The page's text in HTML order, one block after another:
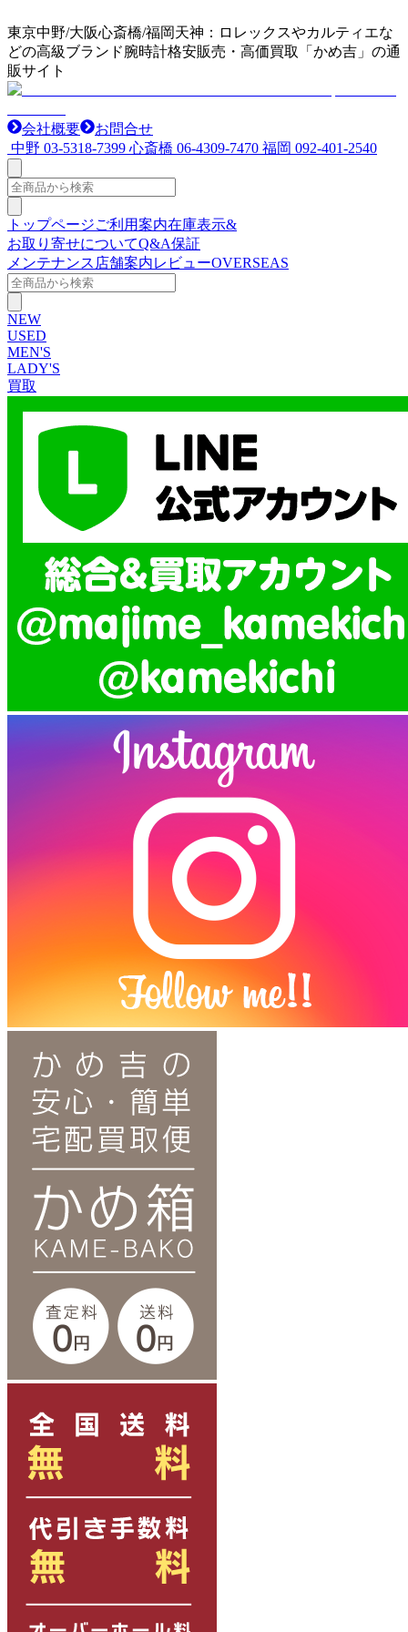
東京中野/大阪心斎橋/福岡天神：ロレックスやカルティエな
どの高級ブランド腕時計格安販売・高価買取「かめ吉」の通
販サイト
会社概要
お問合せ
中野 03-5318-7399 心斎橋 06-4309-7470 福岡 092-401-2540
トップページご利用案内在庫表示&
お取り寄せについてQ&A保証
メンテナンス 店舗案内レビューOVERSEAS
NEW
USED
MEN'S
LADY'S
買取